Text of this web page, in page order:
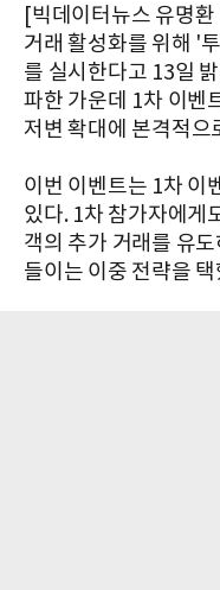
[빅데이터뉴스 유명
거래 활성화를 위해 '
를 실시한다고 13일
파한 가운데 1차 이벤
저변 확대에 본격적으
이번 이벤트는 1차 이
있다. 1차 참가자에게
객의 추가 거래를 유
들이는 이중 전략을